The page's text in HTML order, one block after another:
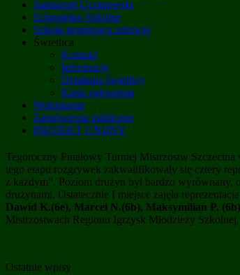
Samorząd Uczniowski
Schronisko Szkolne
Szkoła promująca zdrowie
Świetlica
Kontakt
Informacje
Działania świetlicy
Karta zgłoszenia
Wolontariat
Zamówienia publiczne
PROJEKT UNIJNY
Tegoroczny Finałowy Turniej Mistrzostw
tego etapu rozgrywek zakwalifikowały się cztery
z każdym”. Poziom drużyn był bardzo
drużynami. Ostatecznie I miejsce zajęła
Dawid K.(6e), Marcel N.(6b), Maksymilian P.
Mistrzostwach Regionu Igrzysk Młodzieży
Ostatnie wpisy